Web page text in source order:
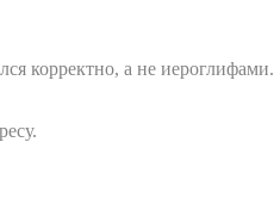
корректно, а не иероглифами.